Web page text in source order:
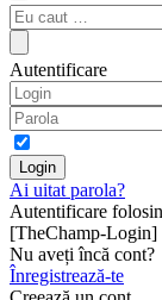
Autentificare
Ai uitat parola?
Autentificare
[TheChamp-Login]
Nu aveți încă cont?
Înregistrează-te